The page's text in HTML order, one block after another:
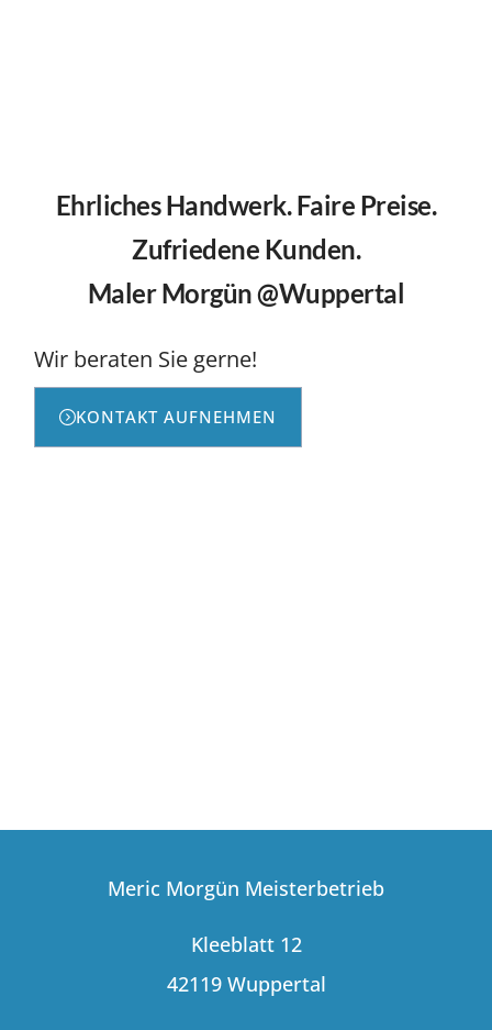
Ehrliches Handwerk. Faire Preise.
Zufriedene Kunden.
Maler Morgün @Wuppertal
Wir beraten Sie gerne!
KONTAKT AUFNEHMEN
Meric Morgün Meisterbetrieb
Kleeblatt 12
42119 Wuppertal